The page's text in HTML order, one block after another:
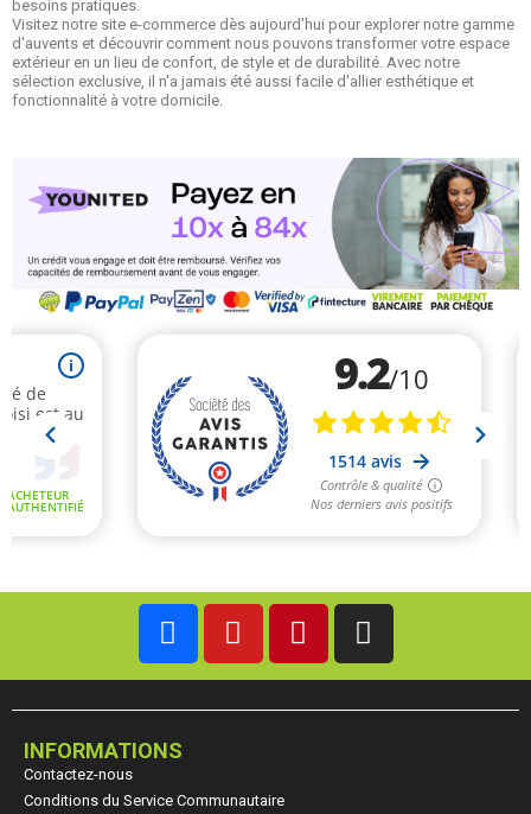
besoins pratiques.
Visitez notre site e-commerce dès aujourd'hui pour explorer notre gamme
d'auvents et découvrir comment nous pouvons transformer votre espace
extérieur en un lieu de confort, de style et de durabilité. Avec notre
sélection exclusive, il n'a jamais été aussi facile d'allier esthétique et
fonctionnalité à votre domicile.
INFORMATIONS
Contactez-nous
Conditions du Service Communautaire